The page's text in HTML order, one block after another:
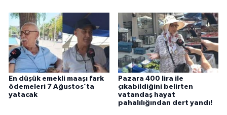
En düşük emekli maaşı fark
ödemeleri 7 Ağustos’ta
yatacak
Pazara 400 lira ile
çıkabildiğini belirten
vatandaş hayat
pahalılığından dert yandı!
İZMİR
KÜTAHYA
MANİSA
MUĞLA